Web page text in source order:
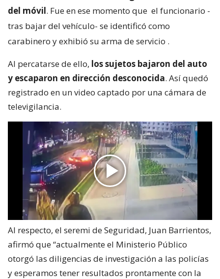
del móvil. Fue en ese momento que el funcionario -
tras bajar del vehículo- se identificó como
carabinero y exhibió su arma de servicio .
Al percatarse de ello, los sujetos bajaron del auto
y escaparon en dirección desconocida. Así quedó
registrado en un video captado por una cámara de
televigilancia.
Al respecto, el seremi de Seguridad, Juan Barrientos,
afirmó que “actualmente el Ministerio Público
otorgó las diligencias de investigación a las policías
y esperamos tener resultados prontamente con la